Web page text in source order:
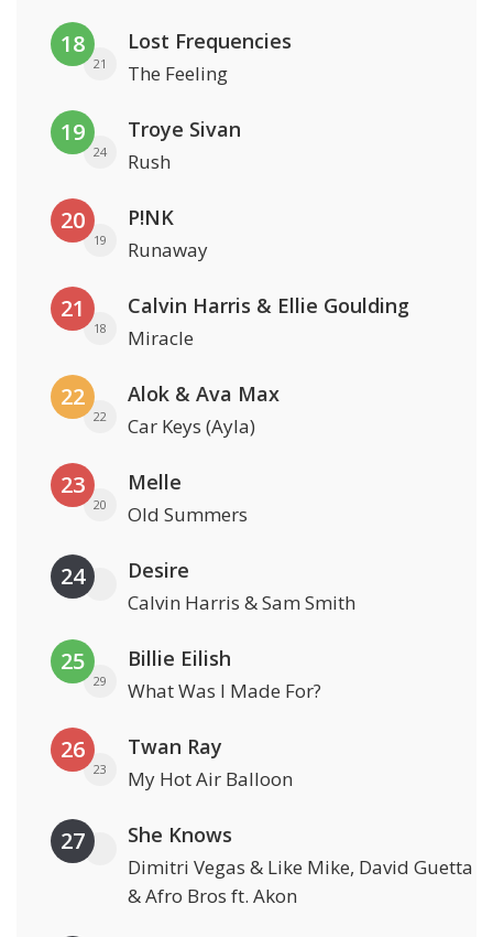
18
21
Lost Frequencies
The Feeling
19
24
Troye Sivan
Rush
20
19
P!NK
Runaway
21
18
Calvin Harris & Ellie Goulding
Miracle
22
22
Alok & Ava Max
Car Keys (Ayla)
23
20
Melle
Old Summers
24 Desire
Calvin Harris & Sam Smith
25
29
Billie Eilish
What Was I Made For?
26
23
Twan Ray
My Hot Air Balloon
27 She Knows
Dimitri Vegas & Like Mike, David Guetta
& Afro Bros ft. Akon